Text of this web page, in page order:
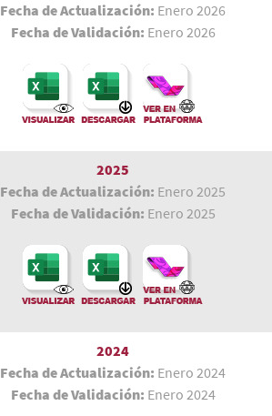
Fecha de Actualización: Enero 2026
Fecha de Validación: Enero 2026
2025
Fecha de Actualización: Enero 2025
Fecha de Validación: Enero 2025
2024
Fecha de Actualización: Enero 2024
Fecha de Validación: Enero 2024